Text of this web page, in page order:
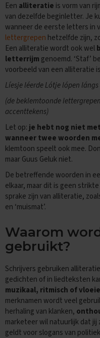
a
m
e
n
t
i
p
s
e
f
n
e
x
a
e
n
s
o
o
i
e
E
x
a
m
e
Een alliteratie is vorm van
van dezelfde beginletter. Je
wanneer de eerste letters in
lettergrepen hetzelfde zijn,
Een alliteratie wordt ook wel
letterrijm genoemd. ‘Staf’
voorbeeld van een alliteratie
Líesje léerde Lótje lópen
(de beklemtoonde
accenttekens)
Let op:je hebt nog niet
wanneer twee woorden
klemtoon speelt ook mee.
maar Guus Geluk niet.
De betreffende woorden in
elkaar, maar dit is geen strikte
sprake zijn van alliteratie,
en ‘muismat’.
Waarom
gebruikt?
Schrijvers gebruiken
gedichten of in liedteksten
muzikaal, ritmisch of
merknamen wordt veel
herhaling van klanken,
marketeer wil natuurlijk dat
geldt voor slogans van